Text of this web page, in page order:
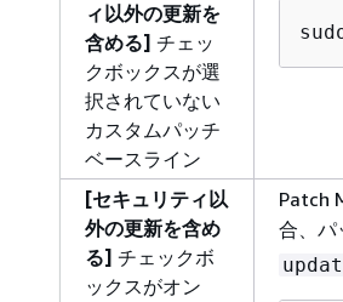
ィ以外の更新を
含める] チェッ
クボックスが選
択されていない
カスタムパッチ
ベースライン
[セキュリティ以
外の更新を含め
る] チェックボ
ックスがオン
Patch
合、パ